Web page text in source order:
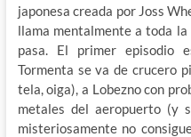
japonesa creada por Joss
llama mentalmente a toda
pasa. El primer episodio
Tormenta se va de crucero
tela, oiga), a Lobezno con
metales del aeropuerto (y
misteriosamente no